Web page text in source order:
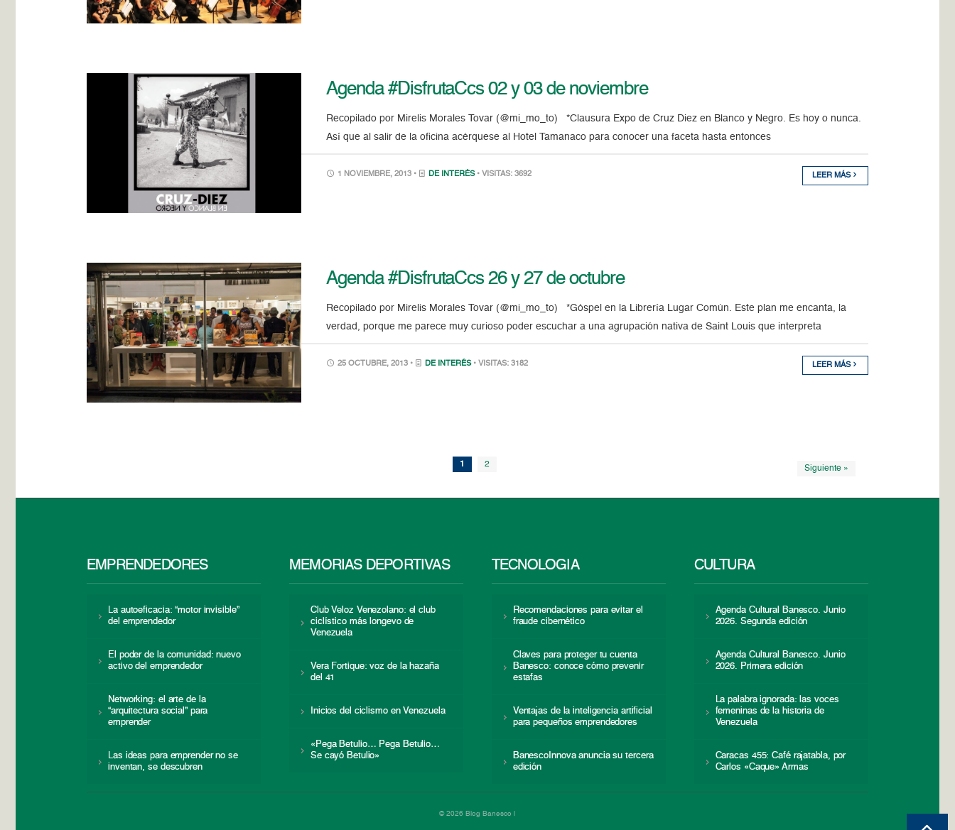
Agenda #DisfrutaCcs 02 y 03 de noviembre
Recopilado por Mirelis Morales Tovar (@mi_mo_to) *Clausura Expo de Cruz Diez en Blanco y Negro. Es hoy o nunca.
Así que al salir de la oficina acérquese al Hotel Tamanaco para conocer una faceta hasta entonces
1 NOVIEMBRE, 2013 • DE INTERÉS • VISITAS: 3692 LEER MÁS
Agenda #DisfrutaCcs 26 y 27 de octubre
Recopilado por Mirelis Morales Tovar (@mi_mo_to) *Góspel en la Librería Lugar Común. Este plan me encanta, la
verdad, porque me parece muy curioso poder escuchar a una agrupación nativa de Saint Louis que interpreta
25 OCTUBRE, 2013 • DE INTERÉS • VISITAS: 3182 LEER MÁS
1 2
Siguiente »
EMPRENDEDORES
La autoeficacia: “motor invisible”
del emprendedor
El poder de la comunidad: nuevo
activo del emprendedor
Networking: el arte de la
“arquitectura social” para
emprender
Las ideas para emprender no se
inventan, se descubren
MEMORIAS DEPORTIVAS
Club Veloz Venezolano: el club
ciclístico más longevo de
Venezuela
Vera Fortique: voz de la hazaña
del 41
Inicios del ciclismo en Venezuela
«Pega Betulio… Pega Betulio…
Se cayó Betulio»
TECNOLOGÍA
Recomendaciones para evitar el
fraude cibernético
Claves para proteger tu cuenta
Banesco: conoce cómo prevenir
estafas
Ventajas de la inteligencia artificial
para pequeños emprendedores
BanescoInnova anuncia su tercera
edición
CULTURA
Agenda Cultural Banesco. Junio
2026. Segunda edición
Agenda Cultural Banesco. Junio
2026. Primera edición
La palabra ignorada: las voces
femeninas de la historia de
Venezuela
Caracas 455: Café rajatabla, por
Carlos «Caque» Armas
© 2026 Blog Banesco |